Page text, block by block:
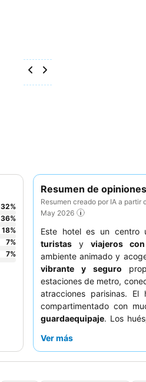
Resumen de opiniones
Resumen creado por IA a
May 2026
Este hotel es un centro
turistas y viajeros
ambiente animado y
vibrante y seguro
estaciones de metro,
atracciones parisinas.
compartimentado con
guardaequipaje. Los
amplia y variada
Ver más
32%
36%
18%
7%
7%